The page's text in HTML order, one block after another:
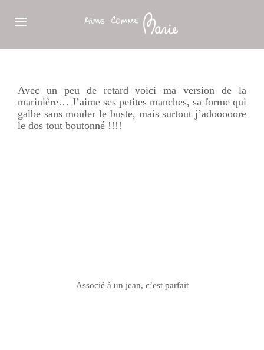
Avec un peu de retard voici ma version de la
marinière… J’aime ses petites manches, sa forme qui
galbe sans mouler le buste, mais surtout j’adooooore
le dos tout boutonné !!!!
Associé à un jean, c’est parfait